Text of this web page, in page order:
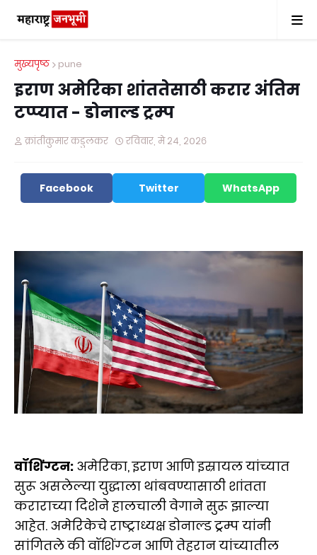
मुख्यपृष्ठ pune
इराण अमेरिका शांततेसाठी करार अंतिम
टप्प्यात - डोनाल्ड ट्रम्प
क्रांतीकुमार कडुलकर रविवार, मे २४, २०२६
Facebook Twitter WhatsApp
वॉशिंग्टन: अमेरिका, इराण आणि इस्रायल यांच्यात
सुरू असलेल्या युद्धाला थांबवण्यासाठी शांतता
कराराच्या दिशेने हालचाली वेगाने सुरू झाल्या
आहेत. अमेरिकेचे राष्ट्राध्यक्ष डोनाल्ड ट्रम्प यांनी
सांगितले की वॉशिंग्टन आणि तेहरान यांच्यातील